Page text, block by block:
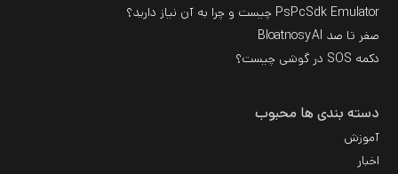
PsPcSdk Emulator چیست و چرا به آن نیاز دارید؟
صفر تا صد BloatnosyAI
دکمه SOS در گوشی چیست؟
دسته بندی ها محبوب
آموزش
اخبار